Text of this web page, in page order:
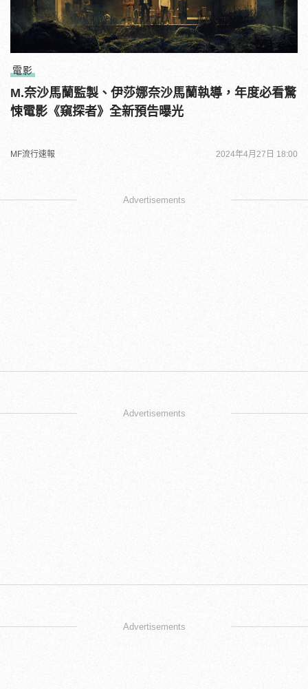
電影
M.奈沙馬蘭監製、伊莎娜奈沙馬蘭執導，年度必看驚
悚電影《窺探者》全新預告曝光
MF流行速報 2024年4月27日 18:00
Advertisements
Advertisements
Advertisements